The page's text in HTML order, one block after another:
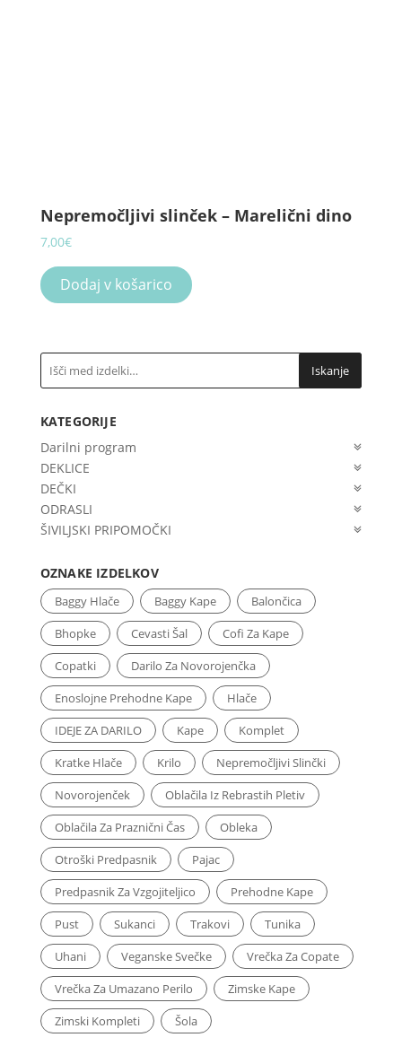
Nepremočljivi slinček – Marelični dino
7,00€
Dodaj v košarico
Iskanje
KATEGORIJE
Darilni program
DEKLICE
DEČKI
ODRASLI
ŠIVILJSKI PRIPOMOČKI
OZNAKE IZDELKOV
Baggy Hlače Baggy Kape
Balončica
Bhopke
Cevasti Šal
Cofi Za Kape
Copatki
Darilo Za Novorojenčka
Enoslojne Prehodne Kape
Hlače
IDEJE ZA DARILO
Kape
Komplet
Kratke Hlače
Krilo
Nepremočljivi Slinčki
Novorojenček
Oblačila Iz Rebrastih Pletiv
Oblačila Za Praznični Čas
Obleka
Otroški Predpasnik
Pajac
Predpasnik Za Vzgojiteljico
Prehodne Kape
Pust
Sukanci Trakovi
Tunika
Uhani
Veganske Svečke
Vrečka Za Copate
Vrečka Za Umazano Perilo
Zimske Kape
Zimski Kompleti
Šola